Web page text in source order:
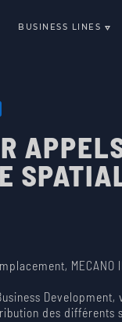
BUSINESS LINES
LAUNCHERS
des différents